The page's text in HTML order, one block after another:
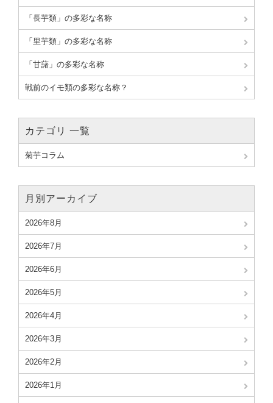
「長芋類」の多彩な名称
「里芋類」の多彩な名称
「甘藷」の多彩な名称
戦前のイモ類の多彩な名称？
カテゴリ 一覧
菊芋コラム
月別アーカイブ
2026年8月
2026年7月
2026年6月
2026年5月
2026年4月
2026年3月
2026年2月
2026年1月